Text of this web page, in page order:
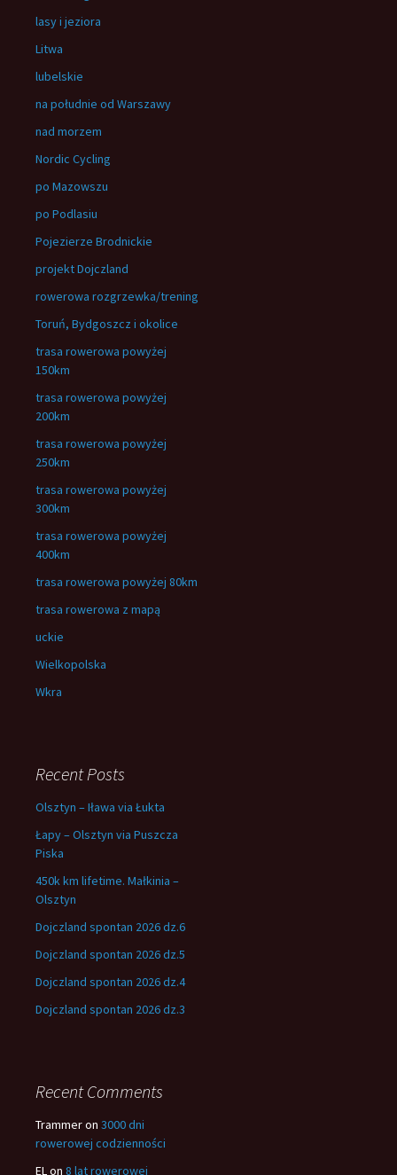
lasy i jeziora
Litwa
lubelskie
na południe od Warszawy
nad morzem
Nordic Cycling
po Mazowszu
po Podlasiu
Pojezierze Brodnickie
projekt Dojczland
rowerowa rozgrzewka/trening
Toruń, Bydgoszcz i okolice
trasa rowerowa powyżej
150km
trasa rowerowa powyżej
200km
trasa rowerowa powyżej
250km
trasa rowerowa powyżej
300km
trasa rowerowa powyżej
400km
trasa rowerowa powyżej 80km
trasa rowerowa z mapą
uckie
Wielkopolska
Wkra
Recent Posts
Olsztyn – Iława via Łukta
Łapy – Olsztyn via Puszcza
Piska
450k km lifetime. Małkinia –
Olsztyn
Dojczland spontan 2026 dz.6
Dojczland spontan 2026 dz.5
Dojczland spontan 2026 dz.4
Dojczland spontan 2026 dz.3
Recent Comments
Trammeron 3000 dni
rowerowej codzienności
ELon 8 lat rowerowej